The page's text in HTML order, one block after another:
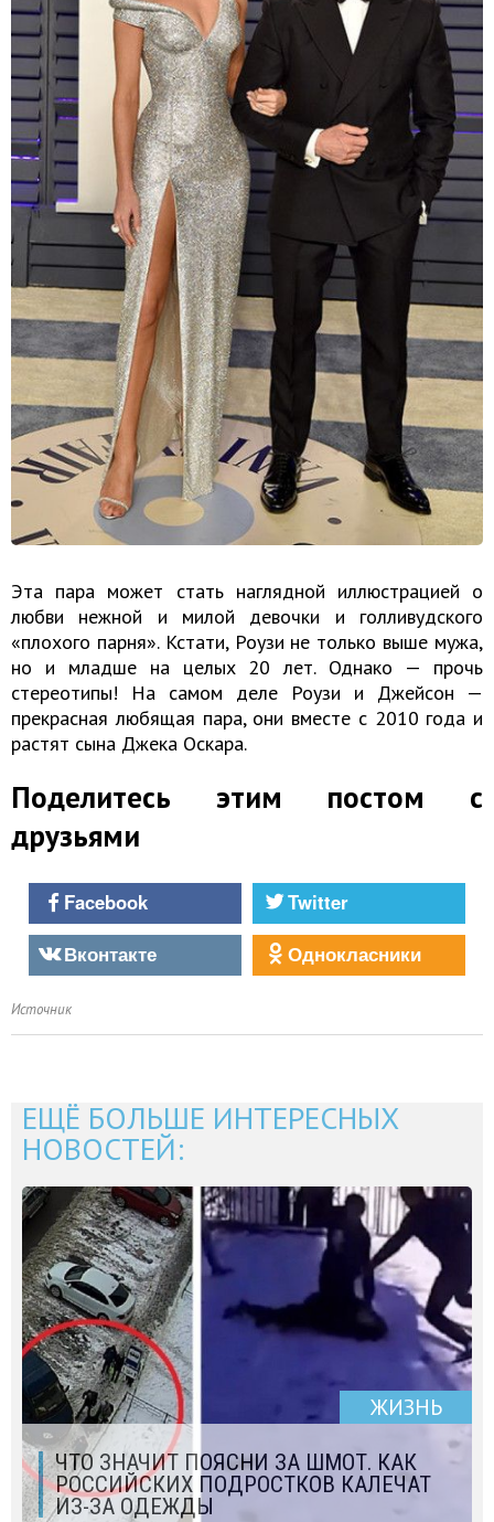
Эта пара может стать наглядной иллюстрацией о
любви нежной и милой девочки и голливудского
«плохого парня». Кстати, Роузи не только выше мужа,
но и младше на целых 20 лет. Однако — прочь
стереотипы! На самом деле Роузи и Джейсон —
прекрасная любящая пара, они вместе с 2010 года и
растят сына Джека Оскара.
Поделитесь этим постом с
друзьями
Facebook
Twitter
Вконтакте
Однокласники
Источник
ЕЩЁ БОЛЬШЕ ИНТЕРЕСНЫХ
НОВОСТЕЙ:
ЖИЗНЬ
ЧТО ЗНАЧИТ ПОЯСНИ ЗА ШМОТ. КАК
РОССИЙСКИХ ПОДРОСТКОВ КАЛЕЧАТ
ИЗ-ЗА ОДЕЖДЫ